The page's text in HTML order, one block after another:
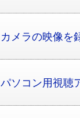
カメラの映像を
パソコン用視聴